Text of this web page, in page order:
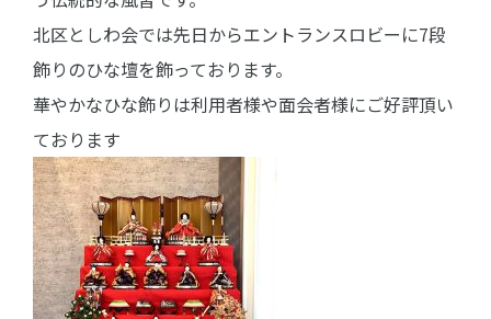
北区としわ会では先日からエントランスロビーに7段
飾りのひな壇を飾っております。
華やかなひな飾りは利用者様や面会者様にご好評頂い
ております